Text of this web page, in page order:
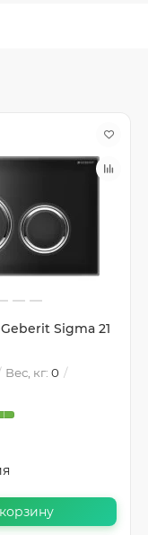
Sigma 21
Вес, кг: 0